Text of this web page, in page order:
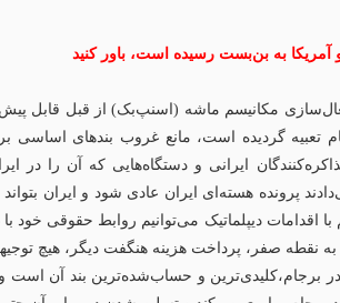
و آمریکا به بن‌بست رسیده است، باور کنید
تعبیه گردیده است، مانع غروب بندهای
ایرانی و دستگاه‌هایی که آن را
نقطه صفر، پرداخت هزینه هنگفت دیگر، هیچ توجیهی
برجام،کلیدی‌ترین و حساب‌شده‌ترین بند آن است